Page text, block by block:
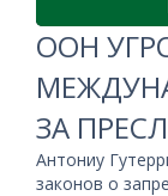
ООН
ЗА
Антониу
законов о